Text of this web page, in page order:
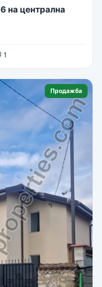
на централна
1
Продажба